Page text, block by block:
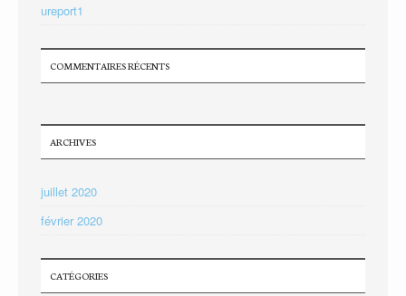
ureport1
COMMENTAIRES RÉCENTS
ARCHIVES
juillet 2020
février 2020
CATÉGORIES